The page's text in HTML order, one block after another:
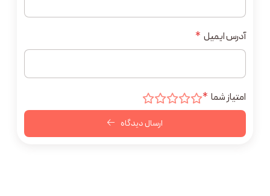
آدرس ایمیل *
امتیاز شما *
ارسال دیدگاه